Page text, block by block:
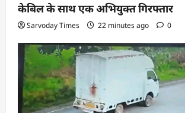
केबिल के साथ एक अभियुक्त गिरफ्तार
Sarvoday Times 22 minutes ago 0